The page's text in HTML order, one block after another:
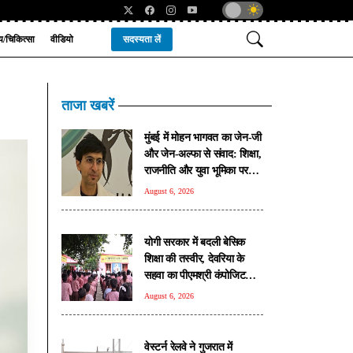
चिकित्सा वीडियो सदस्यता लें
ताजा खबरें
मुंबई में मोहन भागवत का जेन-जी
और जेन-अल्फा से संवाद: शिक्षा,
राजनीति और युवा भूमिका पर
खुलकर हुई चर्चा
August 6, 2026
योगी सरकार में बदली बेसिक
शिक्षा की तस्वीर, देवरिया के
सहवा का पीएमश्री कंपोजिट
विद्यालय बना प्रदेश का मॉडल
August 6, 2026
वेस्टर्न रेलवे ने गुजरात में